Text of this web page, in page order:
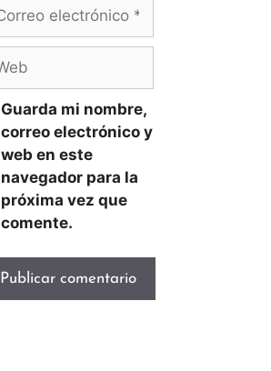
Guarda mi nombre,
correo electrónico y
web en este
navegador para la
próxima vez que
comente.